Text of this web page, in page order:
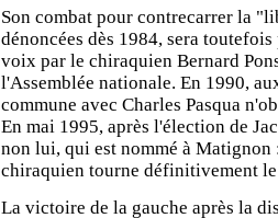
Son combat pour contrecarrer la
dénoncées dès 1984, sera
voix par le chiraquien Bernard
l'Assemblée nationale. En 1990,
commune avec Charles Pasqua
En mai 1995, après l'élection de
non lui, qui est nommé à
chiraquien tourne définitivement
La victoire de la gauche après la